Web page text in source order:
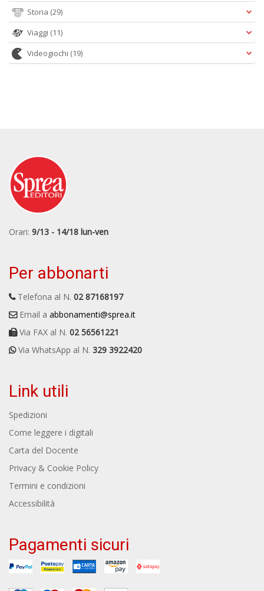
Storia (29)
Viaggi (11)
Videogiochi (19)
Orari: 9/13 - 14/18 lun-ven
Per abbonarti
Telefona al N. 02 87168197
Email a abbonamenti@sprea.it
Via FAX al N. 02 56561221
Via WhatsApp al N. 329 3922420
Link utili
Spedizioni
Come leggere i digitali
Carta del Docente
Privacy & Cookie Policy
Termini e condizioni
Accessibilità
Pagamenti sicuri